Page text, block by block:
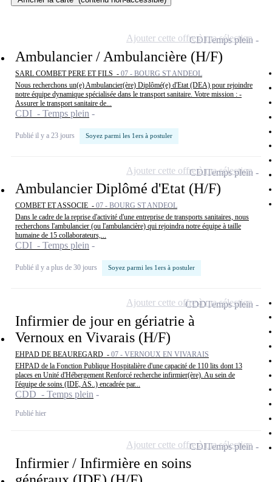
Ambulancier / Ambulancière (H/F)
SARL COMBET PERE ET FILS - 07 - BOURG ST ANDEOL
Nous recherchons un(e) Ambulancier(ère) Diplômé(e) d'Etat (DEA) pour rejoindre
notre équipe dynamique spécialisée dans le transport sanitaire. Votre mission : -
Assurer le transport sanitaire de...
CDI - Temps plein
Publié il y a 23 jours Soyez parmi les 1ers à postuler
CDITemps plein
Ajouter cette offre à ma sélection
Ambulancier Diplômé d'Etat (H/F)
COMBET ET ASSOCIE - 07 - BOURG ST ANDEOL
Dans le cadre de la reprise d'activité d'une entreprise de transports sanitaires, nous
recherchons l'ambulancier (ou l'ambulancière) qui rejoindra notre équipe à taille
humaine de 15 collaborateurs,...
CDI - Temps plein
Publié il y a plus de 30 jours Soyez parmi les 1ers à postuler
CDITemps plein
Ajouter cette offre à ma sélection
Infirmier de jour en gériatrie à
Vernoux en Vivarais (H/F)
EHPAD DE BEAUREGARD - 07 - VERNOUX EN VIVARAIS
EHPAD de la Fonction Publique Hospitalière d'une capacité de 110 lits dont 13
places en Unité d'Hébergement Renforcé recherche infirmier(ère). Au sein de
l'équipe de soins (IDE, AS..) encadrée par...
CDD - Temps plein
Publié hier
CDDTemps plein
Ajouter cette offre à ma sélection
Infirmier / Infirmière en soins
CDITemps plein
Ajouter cette offre à ma sélection